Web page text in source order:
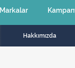
Markalar
Hakkımızda